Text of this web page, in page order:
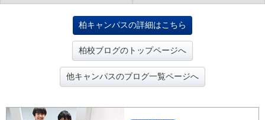
柏キャンパスの詳細はこちら
柏校ブログのトップページへ
他キャンパスのブログ一覧ページへ